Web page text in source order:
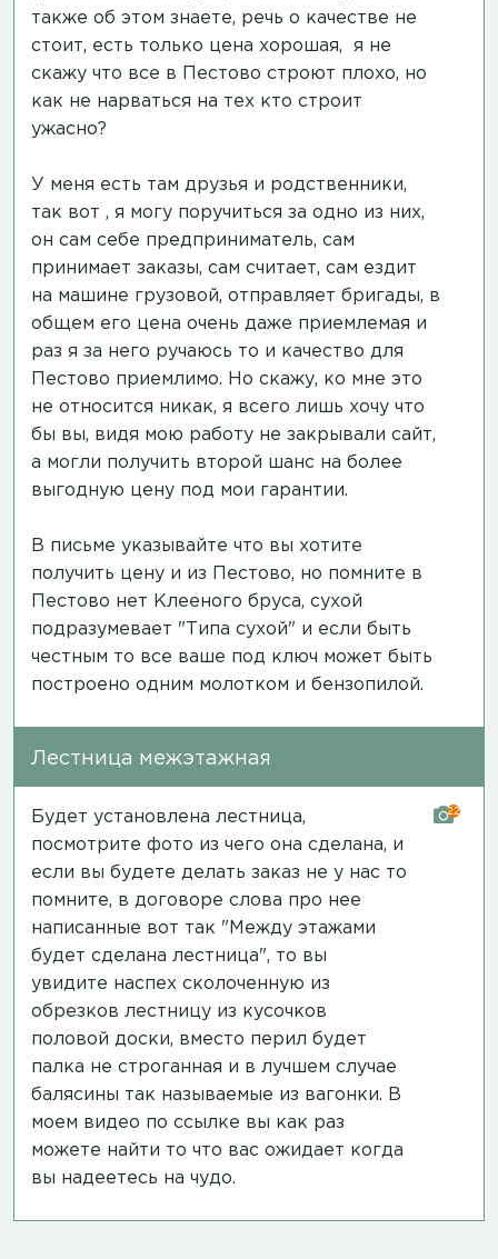
также об этом знаете, речь о качестве не
стоит, есть только цена хорошая, я не
скажу что все в Пестово строют плохо, но
как не нарваться на тех кто строит
ужасно?
У меня есть там друзья и родственники,
так вот , я могу поручиться за одно из них,
он сам себе предприниматель, сам
принимает заказы, сам считает, сам ездит
на машине грузовой, отправляет бригады, в
общем его цена очень даже приемлемая и
раз я за него ручаюсь то и качество для
Пестово приемлимо. Но скажу, ко мне это
не относится никак, я всего лишь хочу что
бы вы, видя мою работу не закрывали сайт,
а могли получить второй шанс на более
выгодную цену под мои гарантии.
В письме указывайте что вы хотите
получить цену и из Пестово, но помните в
Пестово нет Клееного бруса, сухой
подразумевает "Типа сухой" и если быть
честным то все ваше под ключ может быть
построено одним молотком и бензопилой.
Лестница межэтажная
Будет установлена лестница,
посмотрите фото из чего она сделана, и
если вы будете делать заказ не у нас то
помните, в договоре слова про нее
написанные вот так "Между этажами
будет сделана лестница", то вы
увидите наспех сколоченную из
обрезков лестницу из кусочков
половой доски, вместо перил будет
палка не строганная и в лучшем случае
балясины так называемые из вагонки. В
моем видео по ссылке вы как раз
можете найти то что вас ожидает когда
вы надеетесь на чудо.
22